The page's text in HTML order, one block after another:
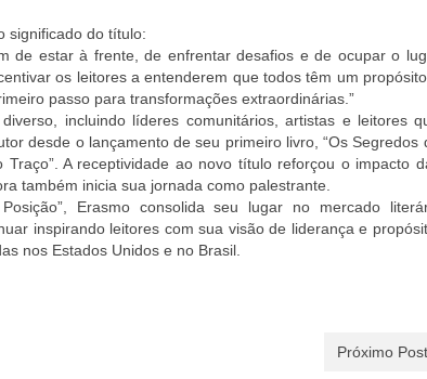
significado do título:
de estar à frente, de enfrentar desafios e de ocupar o
os leitores a entenderem que todos têm um
passo para transformações extraordinárias.”
incluindo líderes comunitários, artistas e leitores
desde o lançamento de seu primeiro livro, “Os Segredos
Traço”. A receptividade ao novo título reforçou o impacto
também inicia sua jornada como palestrante.
Erasmo consolida seu lugar no mercado
inspirando leitores com sua visão de liderança e
nos Estados Unidos e no Brasil.
Próximo Post